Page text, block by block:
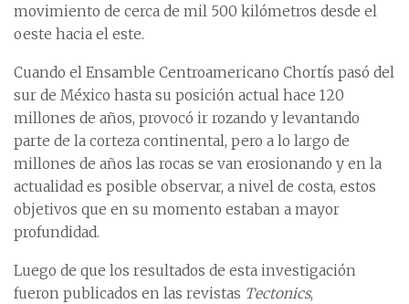
movimiento de cerca de mil 500 kilómetros desde el
oeste hacia el este.
Cuando el Ensamble Centroamericano Chortís pasó del
sur de México hasta su posición actual hace 120
millones de años, provocó ir rozando y levantando
parte de la corteza continental, pero a lo largo de
millones de años las rocas se van erosionando y en la
actualidad es posible observar, a nivel de costa, estos
objetivos que en su momento estaban a mayor
profundidad.
Luego de que los resultados de esta investigación
fueron publicados en las revistas Tectonics,